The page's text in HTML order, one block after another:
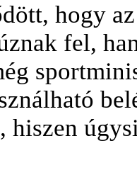
hogy
fel,
hiszen